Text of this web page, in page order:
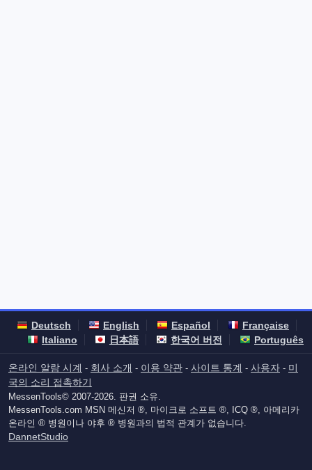
Deutsch English Español
Française
Italiano
日本語 한국어 버전 Português
온라인 알람 시계 - 회사 소개 - 이용 약관 - 사이트 통계 - 사용자 - 미
국의 소리 접촉하기
MessenTools© 2007-2026. 판권 소유.
MessenTools.com MSN 메신저 ®, 마이크로 소프트 ®, ICQ ®, 아메리카
온라인 ® 병원이나 야후 ® 병원과의 법적 관계가 없습니다.
DannetStudio